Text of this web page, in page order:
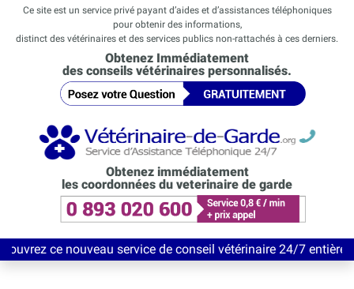
Ce site est un service privé payant d’aides et d’assistances téléphoniques
pour obtenir des informations,
distinct des vétérinaires et des services publics non-rattachés à ces derniers.
Obtenez Immédiatement
des conseils vétérinaires personnalisés.
Obtenez immédiatement
les coordonnées du veterinaire de garde
service de conseil vétérinaire 24/7 entièrement